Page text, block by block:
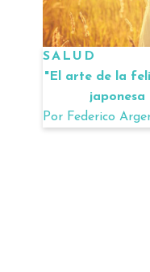
SALUD
"El arte de la
japonesa
Por Federico